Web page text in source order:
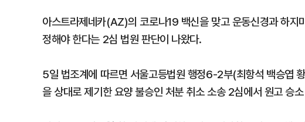
아스트라제네카(AZ)의 코로나19 백신을 맞고 운동신경과 하지
정해야 한다는 2심 법원 판단이 나왔다.
5일 법조계에 따르면 서울고등법원 행정6-2부(최항석 백승엽
을 상대로 제기한 요양 불승인 처분 취소 소송 2심에서 원고 승